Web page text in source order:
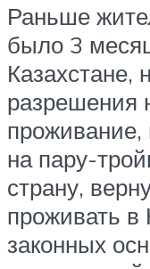
Раньше
было 3
Казахстане,
разрешения
проживание,
на пару-
страну,
проживать в
законных